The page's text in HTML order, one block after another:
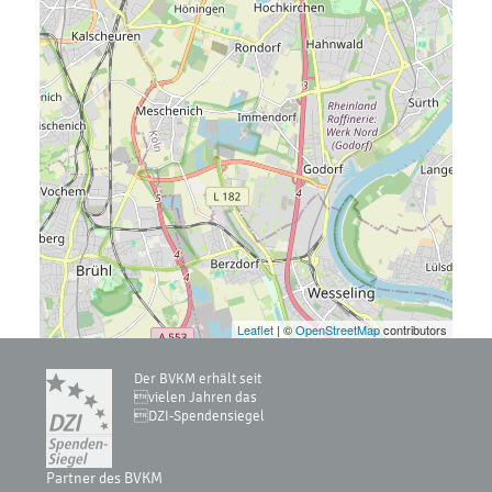
Leaflet | ©OpenStreetMapcontributors
Der BVKM erhält seit
vielen Jahren das
DZI-Spendensiegel
Partner des BVKM